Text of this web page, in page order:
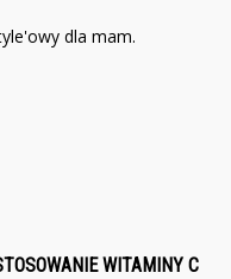
dla mam.
WITAMINY C